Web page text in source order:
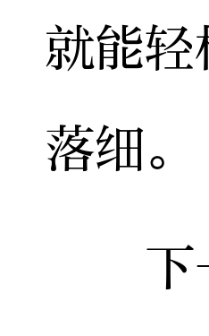
就能
落细。
下一